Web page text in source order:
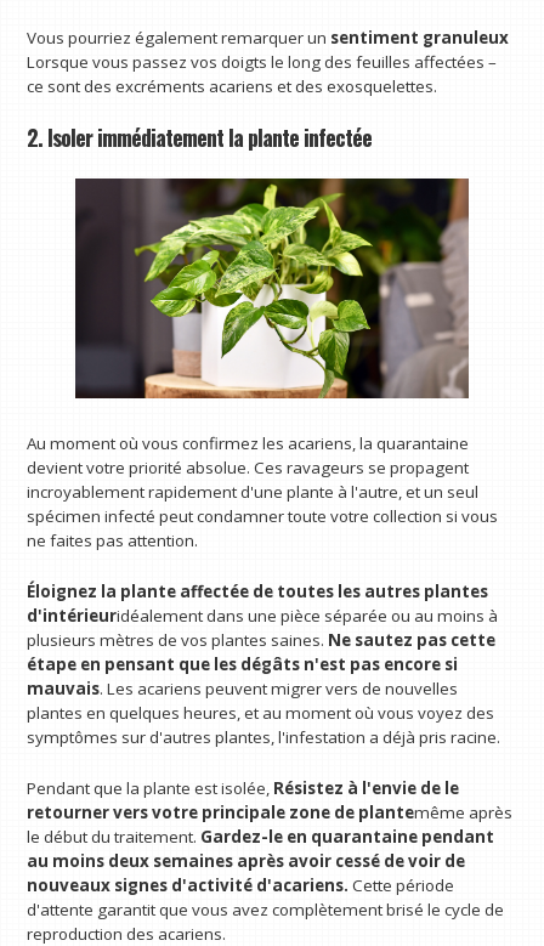
Vous pourriez également remarquer un sentiment granuleux
Lorsque vous passez vos doigts le long des feuilles affectées –
ce sont des excréments acariens et des exosquelettes.
2. Isoler immédiatement la plante infectée
Au moment où vous confirmez les acariens, la quarantaine
devient votre priorité absolue. Ces ravageurs se propagent
incroyablement rapidement d'une plante à l'autre, et un seul
spécimen infecté peut condamner toute votre collection si vous
ne faites pas attention.
Éloignez la plante affectée de toutes les autres plantes
d'intérieuridéalement dans une pièce séparée ou au moins à
plusieurs mètres de vos plantes saines. Ne sautez pas cette
étape en pensant que les dégâts n'est pas encore si
mauvais. Les acariens peuvent migrer vers de nouvelles
plantes en quelques heures, et au moment où vous voyez des
symptômes sur d'autres plantes, l'infestation a déjà pris racine.
Pendant que la plante est isolée, Résistez à l'envie de le
retourner vers votre principale zone de plantemême après
le début du traitement. Gardez-le en quarantaine pendant
au moins deux semaines après avoir cessé de voir de
nouveaux signes d'activité d'acariens.Cette période
d'attente garantit que vous avez complètement brisé le cycle de
reproduction des acariens.